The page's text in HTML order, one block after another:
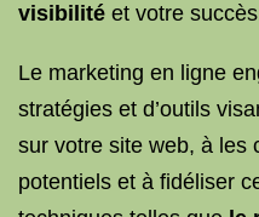
visibilité et votre
Le marketing en ligne
stratégies et d’outils
sur votre site web, à les
potentiels et à fidéliser